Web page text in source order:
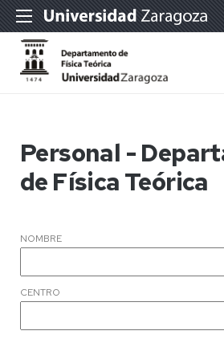
Personal -
de Física Teórica
NOMBRE
CENTRO